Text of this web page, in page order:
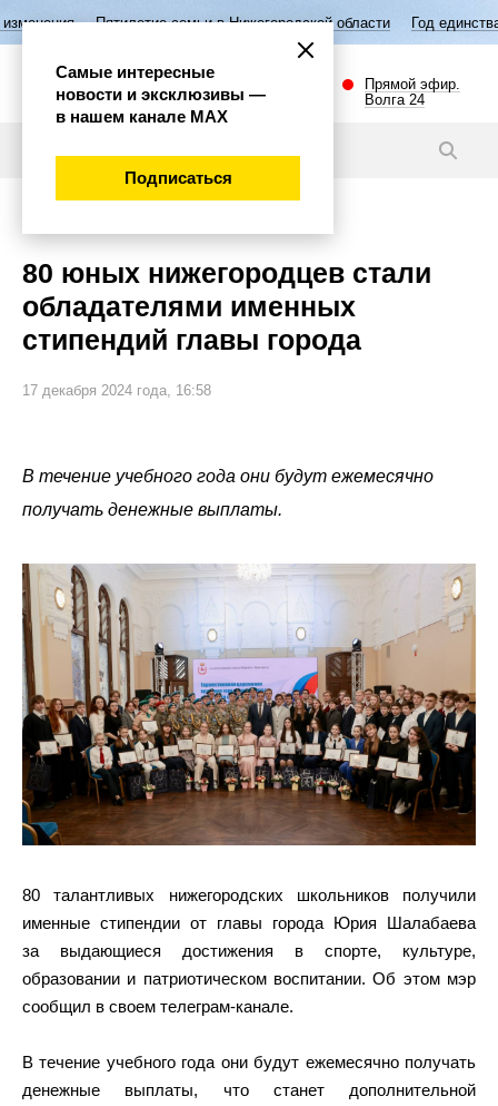
семьи в Нижегородской области Год единства народов
Прямой эфир.
Волга 24
80 юных нижегородцев стали
обладателями именных
стипендий главы города
17 декабря 2024 года, 16:58
В течение учебного года они будут ежемесячно
получать денежные выплаты.
80 талантливых нижегородских школьников получили
именные стипендии от главы города Юрия Шалабаева
за выдающиеся достижения в спорте, культуре,
образовании и патриотическом воспитании. Об этом мэр
сообщил в своем телеграм-канале.
В течение учебного года они будут ежемесячно получать
денежные выплаты, что станет дополнительной
Самые интересные
новости и эксклюзивы —
в нашем канале МАХ
Подписаться